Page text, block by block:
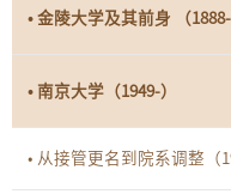
• 金陵大学及其前身 （1888-
• 南京大学（1949-）
• 从接管更名到院系调整（